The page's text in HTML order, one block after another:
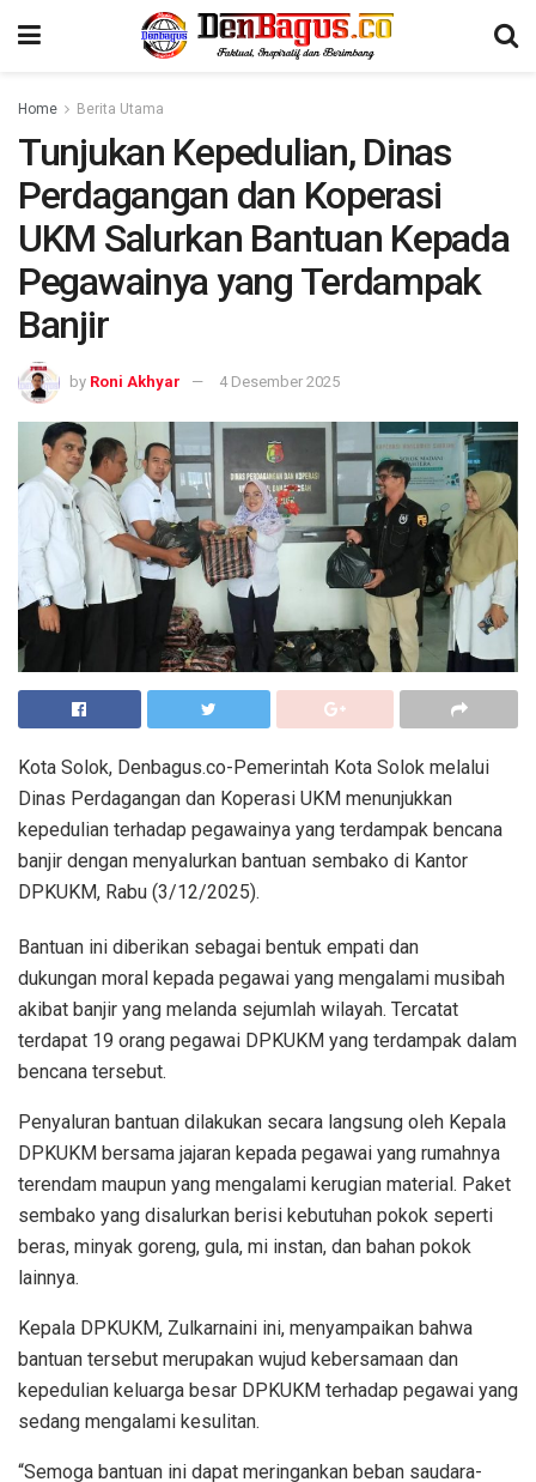
Home Berita Utama
Tunjukan Kepedulian, Dinas
Perdagangan dan Koperasi
UKM Salurkan Bantuan Kepada
Pegawainya yang Terdampak
Banjir
by Roni Akhyar 4 Desember 2025
Kota Solok, Denbagus.co-Pemerintah Kota Solok melalui
Dinas Perdagangan dan Koperasi UKM menunjukkan
kepedulian terhadap pegawainya yang terdampak bencana
banjir dengan menyalurkan bantuan sembako di Kantor
DPKUKM, Rabu (3/12/2025).
Bantuan ini diberikan sebagai bentuk empati dan
dukungan moral kepada pegawai yang mengalami musibah
akibat banjir yang melanda sejumlah wilayah. Tercatat
terdapat 19 orang pegawai DPKUKM yang terdampak dalam
bencana tersebut.
Penyaluran bantuan dilakukan secara langsung oleh Kepala
DPKUKM bersama jajaran kepada pegawai yang rumahnya
terendam maupun yang mengalami kerugian material. Paket
sembako yang disalurkan berisi kebutuhan pokok seperti
beras, minyak goreng, gula, mi instan, dan bahan pokok
lainnya.
Kepala DPKUKM, Zulkarnaini ini, menyampaikan bahwa
bantuan tersebut merupakan wujud kebersamaan dan
kepedulian keluarga besar DPKUKM terhadap pegawai yang
sedang mengalami kesulitan.
“Semoga bantuan ini dapat meringankan beban saudara-